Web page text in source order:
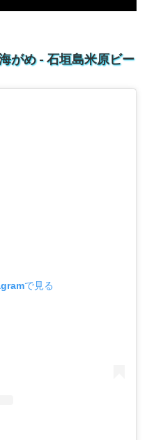
がめ - 石垣島米原ビー
で見る